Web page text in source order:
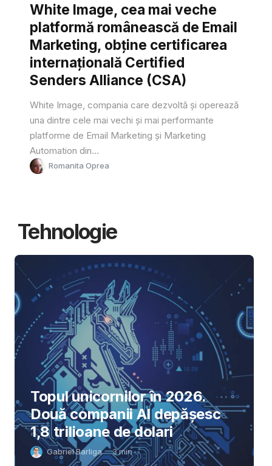
White Image, cea mai veche
platformă românească de Email
Marketing, obține certificarea
internațională Certified
Senders Alliance (CSA)
White Image, compania care dezvoltă și operează
una dintre cele mai vechi și mai performante
platforme de Email Marketing și Marketing
Automation din...
Romanita Oprea
Tehnologie
Topul unicornilor în 2026.
Două companii AI depășesc
1,8 trilioane de dolari
Gabriel Barliga 3min